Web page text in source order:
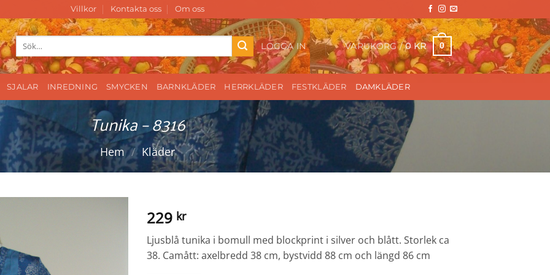
Villkor Kontakta oss Om oss
Sök
LOGGA IN VARUKORG /0 KR 0
SJALAR INREDNING SMYCKEN BARNKLÄDER HERRKLÄDER FESTKLÄDER DAMKLÄDER
Tunika – 8316
Hem / Kläder
229 kr
Ljusblå tunika i bomull med blockprint i silver och blått. Storlek ca
38. Camått: axelbredd 38 cm, bystvidd 88 cm och längd 86 cm